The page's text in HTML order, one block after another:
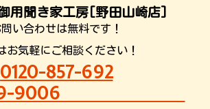
用聞き家工房[野田山崎店]
い合わせは無料です！
お気軽にご相談ください！
0120-857-692
9006